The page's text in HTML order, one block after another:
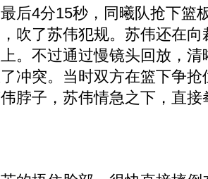
4分15秒，同曦队抢下篮
吹了苏伟犯规。苏伟还在
。不过通过慢镜头回放，
冲突。当时双方在篮下争
脖子，苏伟情急之下，直